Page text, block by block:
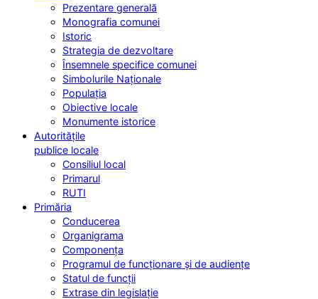
Prezentare generală
Monografia comunei
Istoric
Strategia de dezvoltare
Însemnele specifice comunei
Simbolurile Naționale
Populația
Obiective locale
Monumente istorice
Autoritățile
publice locale
Consiliul local
Primarul
RUTI
Primăria
Conducerea
Organigrama
Componența
Programul de funcționare și de audiențe
Statul de funcții
Extrase din legislație